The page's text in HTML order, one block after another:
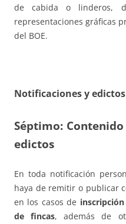
de cabida o linderos,
representaciones gráficas
del BOE.
Notificaciones y edictos
Séptimo:
edictos
En toda notificación
haya de remitir o publicar
en los casos de
de fincas, además de